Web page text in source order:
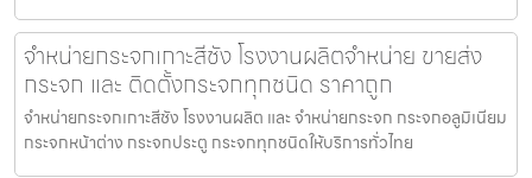
จำหน่ายกระจกเกาะสีชัง โรงงานผลิตจำหน่าย ขายส่ง
กระจก และ ติดตั้งกระจกทุกชนิด ราคาถูก
จำหน่ายกระจกเกาะสีชัง โรงงานผลิต และ จำหน่ายกระจก กระจกอลูมิเนียม
กระจกหน้าต่าง กระจกประตู กระจกทุกชนิดให้บริการทั่วไทย